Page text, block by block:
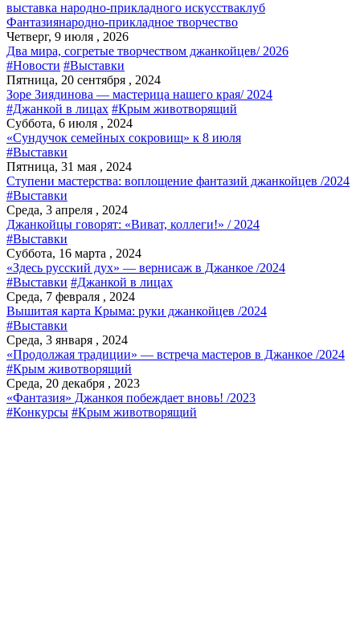
выставка народно-прикладного искусстваклуб
Фантазиянародно-прикладное творчество
Четверг, 9 июля , 2026
Два мира, согретые творчеством джанкойцев/ 2026
#Новости #Выставки
Пятница, 20 сентября , 2024
Зоре Зиядинова — мастерица нашего края/ 2024
#Джанкой в лицах #Крым животворящий
Суббота, 6 июля , 2024
«Сундучок семейных сокровищ» к 8 июля
#Выставки
Пятница, 31 мая , 2024
Ступени мастерства: воплощение фантазий джанкойцев /2024
#Выставки
Среда, 3 апреля , 2024
Джанкойцы говорят: «Виват, коллеги!» / 2024
#Выставки
Суббота, 16 марта , 2024
«Здесь русский дух» — вернисаж в Джанкое /2024
#Выставки #Джанкой в лицах
Среда, 7 февраля , 2024
Вышитая карта Крыма: руки джанкойцев /2024
#Выставки
Среда, 3 января , 2024
«Продолжая традиции» — встреча мастеров в Джанкое /2024
#Крым животворящий
Среда, 20 декабря , 2023
«Фантазия» Джанкоя побеждает вновь! /2023
#Конкурсы #Крым животворящий